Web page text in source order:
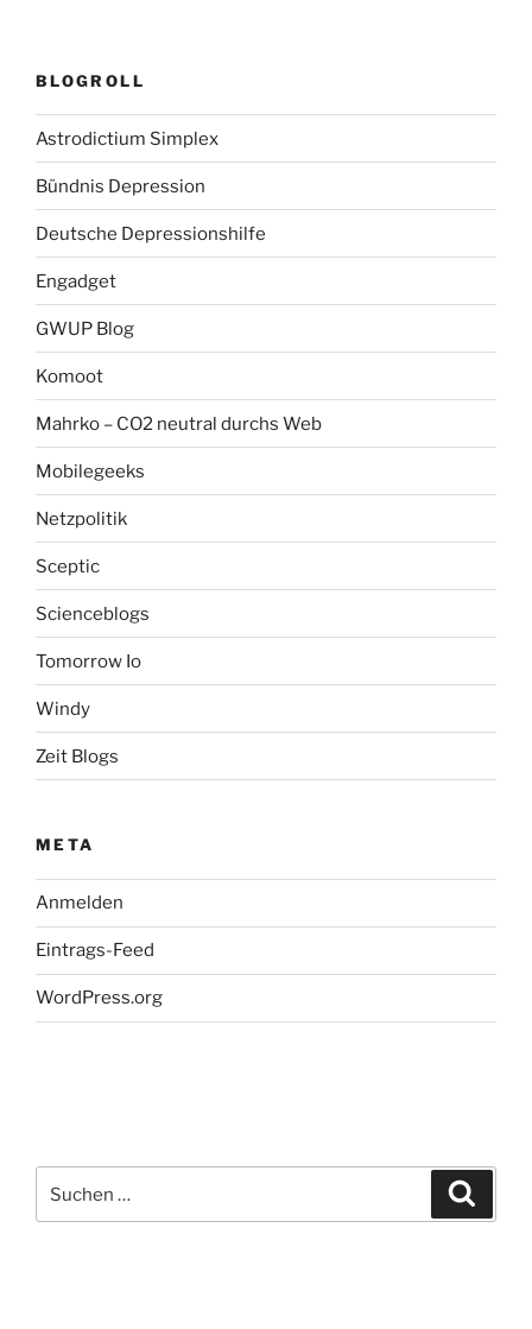
BLOGROLL
Astrodictium Simplex
Bündnis Depression
Deutsche Depressionshilfe
Engadget
GWUP Blog
Komoot
Mahrko – CO2 neutral durchs Web
Mobilegeeks
Netzpolitik
Sceptic
Scienceblogs
Tomorrow Io
Windy
Zeit Blogs
META
Anmelden
Eintrags-Feed
WordPress.org
nach: